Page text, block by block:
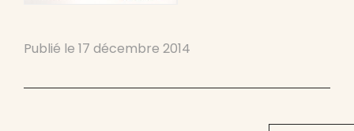
Publié le 17 décembre 2014